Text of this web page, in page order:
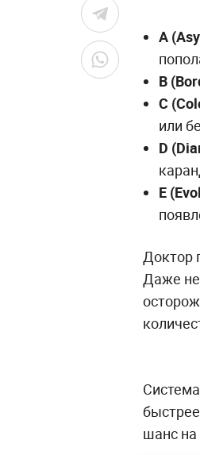
A
B
C
или
D
E
Доктор
Даже
шанс на